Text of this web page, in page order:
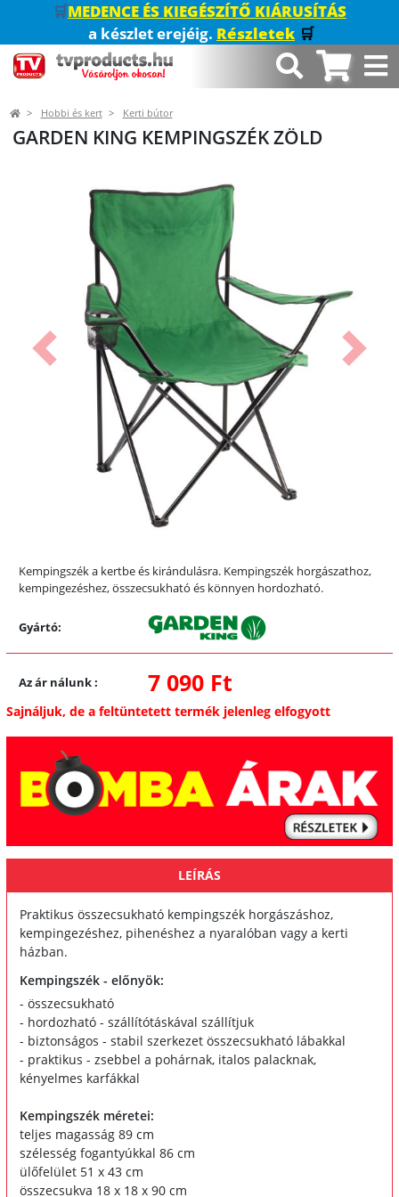
🛒MEDENCE ÉS KIEGÉSZÍTŐ KIÁRUSÍTÁS
a készlet erejéig. Részletek 🛒
Hobbi és kert Kerti bútor
GARDEN KING KEMPINGSZÉK ZÖLD
Előző
Kempingszék a kertbe és kirándulásra. Kempingszék horgászathoz,
kempingezéshez, összecsukható és könnyen hordozható.
Gyártó:
Az ár nálunk: 7 090 Ft
Sajnáljuk, de a feltüntetett termék jelenleg elfogyott
LEÍRÁS
Praktikus összecsukható kempingszék horgászáshoz,
kempingezéshez, pihenéshez a nyaralóban vagy a kerti
házban.
Kempingszék - előnyök:
- összecsukható
- hordozható - szállítótáskával szállítjuk
- biztonságos - stabil szerkezet összecsukható lábakkal
- praktikus - zsebbel a pohárnak, italos palacknak,
kényelmes karfákkal
Kempingszék méretei:
teljes magasság 89 cm
szélesség fogantyúkkal 86 cm
ülőfelület 51 x 43 cm
összecsukva 18 x 18 x 90 cm